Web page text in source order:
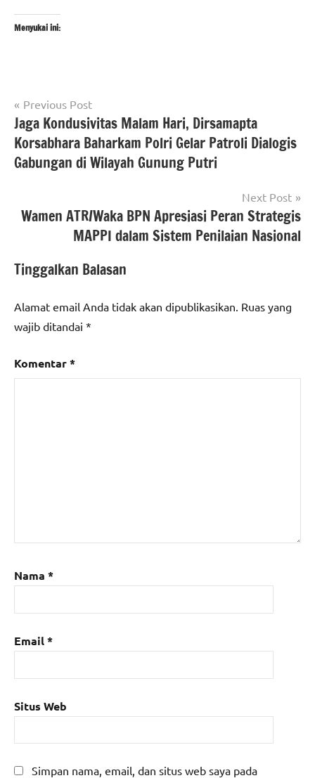
Menyukai ini:
Tagged
with
#berita
#detasemen
kota
Baharkam
#mabes
polri,
#Berita
jakarta
berita
nasional
Navigasi
pos
Previous Post
Jaga Kondusivitas Malam Hari, Dirsamapta
Korsabhara Baharkam Polri Gelar Patroli Dialogis
Gabungan di Wilayah Gunung Putri
Next Post
Wamen ATR/Waka BPN Apresiasi Peran Strategis
MAPPI dalam Sistem Penilaian Nasional
Tinggalkan Balasan
Alamat email Anda tidak akan dipublikasikan. Ruas yang
wajib ditandai *
Komentar*
Nama *
Email*
Situs Web
Simpan nama, email, dan situs web saya pada